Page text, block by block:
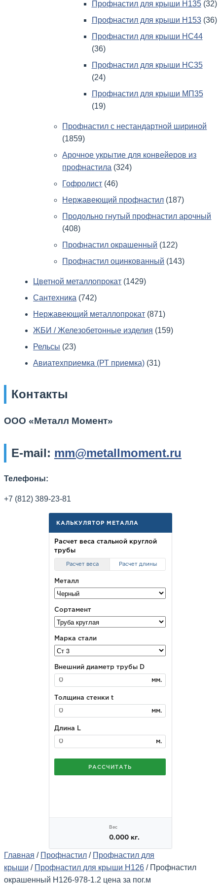
Профнастил для крыши Н135 (32)
Профнастил для крыши Н153 (36)
Профнастил для крыши НС44
(36)
Профнастил для крыши НС35
(24)
Профнастил для крыши МП35
(19)
Профнастил с нестандартной шириной
(1859)
Арочное укрытие для конвейеров из
профнастила (324)
Гофролист (46)
Нержавеющий профнастил (187)
Продольно гнутый профнастил арочный
(408)
Профнастил окрашенный (122)
Профнастил оцинкованный (143)
Цветной металлопрокат (1429)
Сантехника (742)
Нержавеющий металлопрокат (871)
ЖБИ / Железобетонные изделия (159)
Рельсы (23)
Авиатехприемка (РТ приемка) (31)
Контакты
ООО «Металл Момент»
E-mail: mm@metallmoment.ru
Телефоны:
+7 (812) 389-23-81
Главная / Профнастил / Профнастил для
крыши / Профнастил для крыши Н126 / Профнастил
окрашенный Н126-978-1.2 цена за пог.м